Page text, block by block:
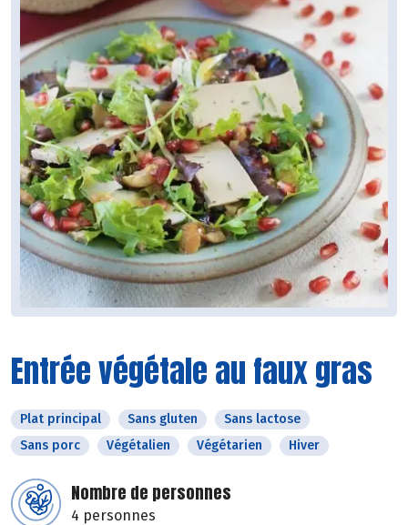
Entrée végétale au faux gras
Plat principal Sans gluten
Sans lactose
Sans porc
Végétalien Végétarien Hiver
Nombre de personnes
4 personnes